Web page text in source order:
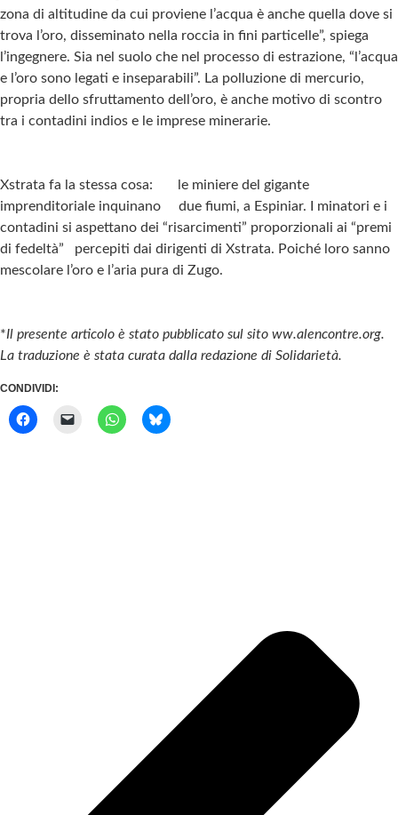
zona di altitudine da cui proviene l’acqua è anche quella dove si
trova l’oro, disseminato nella roccia in fini particelle”, spiega
l’ingegnere. Sia nel suolo che nel processo di estrazione, “l’acqua
e l’oro sono legati e inseparabili”. La polluzione di mercurio,
propria dello sfruttamento dell’oro, è anche motivo di scontro
tra i contadini indios e le imprese minerarie.
Xstrata fa la stessa cosa: le miniere del gigante
imprenditoriale inquinano due fiumi, a Espiniar. I minatori e i
contadini si aspettano dei “risarcimenti” proporzionali ai “premi
di fedeltà” percepiti dai dirigenti di Xstrata. Poiché loro sanno
mescolare l’oro e l’aria pura di Zugo.
*Il presente articolo è stato pubblicato sul sito ww.alencontre.org.
La traduzione è stata curata dalla redazione di Solidarietà.
CONDIVIDI: